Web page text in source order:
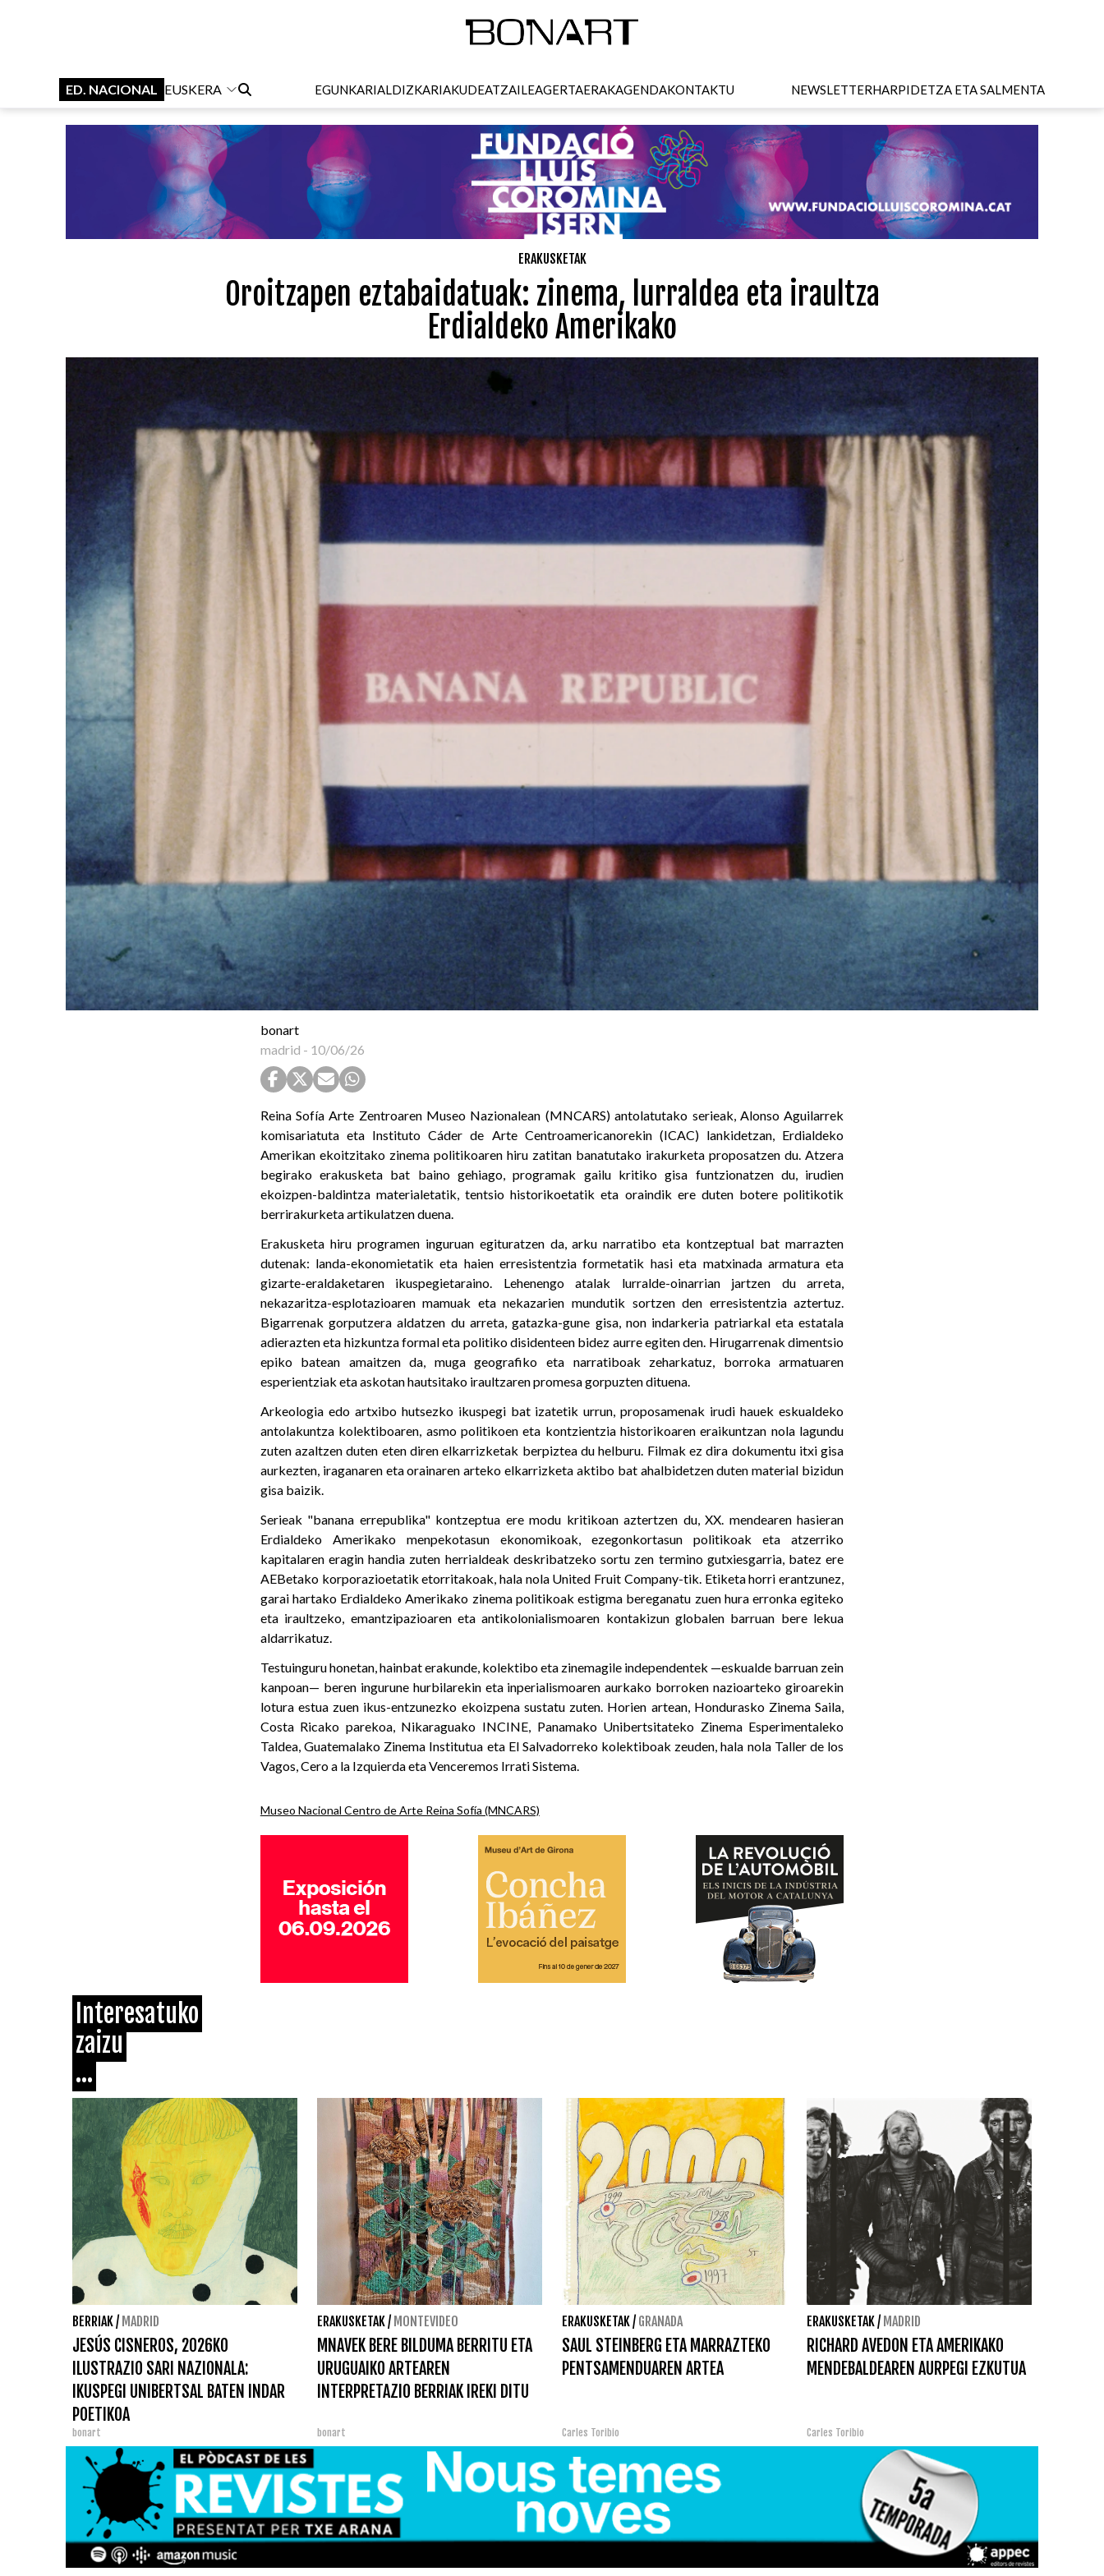
ED. NACIONAL EUSKERA EGUNKARIALDIZKARIAKUDEATZAILEAGERTAERAKAGENDAKONTAKTU NEWSLETTERHARPIDETZA ETA SALMENTA
ERAKUSKETAK
Oroitzapen eztabaidatuak: zinema, lurraldea eta iraultza
Erdialdeko Amerikako
bonart
madrid - 10/06/26
Reina Sofía Arte Zentroaren Museo Nazionalean (MNCARS) antolatutako serieak, Alonso Aguilarrek
komisariatuta eta Instituto Cáder de Arte Centroamericanorekin (ICAC) lankidetzan, Erdialdeko
Amerikan ekoitzitako zinema politikoaren hiru zatitan banatutako irakurketa proposatzen du. Atzera
begirako erakusketa bat baino gehiago, programak gailu kritiko gisa funtzionatzen du, irudien
ekoizpen-baldintza materialetatik, tentsio historikoetatik eta oraindik ere duten botere politikotik
berrirakurketa artikulatzen duena.
Erakusketa hiru programen inguruan egituratzen da, arku narratibo eta kontzeptual bat marrazten
dutenak: landa-ekonomietatik eta haien erresistentzia formetatik hasi eta matxinada armatura eta
gizarte-eraldaketaren ikuspegietaraino. Lehenengo atalak lurralde-oinarrian jartzen du arreta,
nekazaritza-esplotazioaren mamuak eta nekazarien mundutik sortzen den erresistentzia aztertuz.
Bigarrenak gorputzera aldatzen du arreta, gatazka-gune gisa, non indarkeria patriarkal eta estatala
adierazten eta hizkuntza formal eta politiko disidenteen bidez aurre egiten den. Hirugarrenak dimentsio
epiko batean amaitzen da, muga geografiko eta narratiboak zeharkatuz, borroka armatuaren
esperientziak eta askotan hautsitako iraultzaren promesa gorpuzten dituena.
Arkeologia edo artxibo hutsezko ikuspegi bat izatetik urrun, proposamenak irudi hauek eskualdeko
antolakuntza kolektiboaren, asmo politikoen eta kontzientzia historikoaren eraikuntzan nola lagundu
zuten azaltzen duten eten diren elkarrizketak berpiztea du helburu. Filmak ez dira dokumentu itxi gisa
aurkezten, iraganaren eta orainaren arteko elkarrizketa aktibo bat ahalbidetzen duten material bizidun
gisa baizik.
Serieak "banana errepublika" kontzeptua ere modu kritikoan aztertzen du, XX. mendearen hasieran
Erdialdeko Amerikako menpekotasun ekonomikoak, ezegonkortasun politikoak eta atzerriko
kapitalaren eragin handia zuten herrialdeak deskribatzeko sortu zen termino gutxiesgarria, batez ere
AEBetako korporazioetatik etorritakoak, hala nola United Fruit Company-tik. Etiketa horri erantzunez,
garai hartako Erdialdeko Amerikako zinema politikoak estigma bereganatu zuen hura erronka egiteko
eta iraultzeko, emantzipazioaren eta antikolonialismoaren kontakizun globalen barruan bere lekua
aldarrikatuz.
Testuinguru honetan, hainbat erakunde, kolektibo eta zinemagile independentek —eskualde barruan zein
kanpoan— beren ingurune hurbilarekin eta inperialismoaren aurkako borroken nazioarteko giroarekin
lotura estua zuen ikus-entzunezko ekoizpena sustatu zuten. Horien artean, Hondurasko Zinema Saila,
Costa Ricako parekoa, Nikaraguako INCINE, Panamako Unibertsitateko Zinema Esperimentaleko
Taldea, Guatemalako Zinema Institutua eta El Salvadorreko kolektiboak zeuden, hala nola Taller de los
Vagos, Cero a la Izquierda eta Venceremos Irrati Sistema.
Museo Nacional Centro de Arte Reina Sofía (MNCARS)
Interesatuko
zaizu
...
BERRIAK/ MADRID
JESÚS CISNEROS, 2026KO
ILUSTRAZIO SARI NAZIONALA:
IKUSPEGI UNIBERTSAL BATEN INDAR
POETIKOA
bonart
ERAKUSKETAK/ MONTEVIDEO
MNAVEK BERE BILDUMA BERRITU ETA
URUGUAIKO ARTEAREN
INTERPRETAZIO BERRIAK IREKI DITU
bonart
ERAKUSKETAK/ GRANADA
SAUL STEINBERG ETA MARRAZTEKO
PENTSAMENDUAREN ARTEA
Carles Toribio
ERAKUSKETAK/ MADRID
RICHARD AVEDON ETA AMERIKAKO
MENDEBALDEAREN AURPEGI EZKUTUA
Carles Toribio